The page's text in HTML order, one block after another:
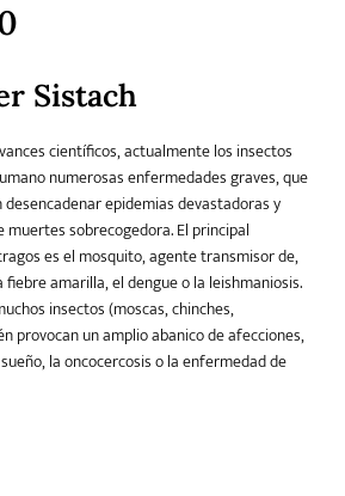
Sagas Salud y Bienestar Sin categorizar
Young Adult
Sistach
científicos, actualmente los insectos
numerosas enfermedades graves, que
epidemias devastadoras y
sobrecogedora. El principal
es el mosquito, agente transmisor de,
amarilla, el dengue o la leishmaniosis.
insectos (moscas, chinches,
provocan un amplio abanico de afecciones,
la oncocercosis o la enfermedad de